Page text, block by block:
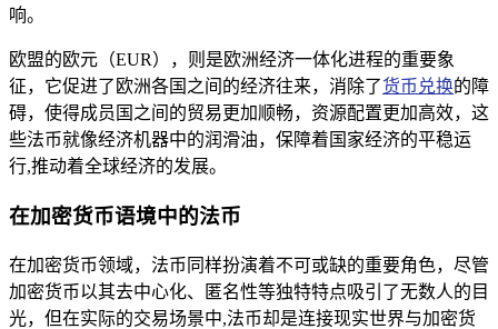
响。
欧盟的欧元（EUR），则是欧洲经济一体化进程的重要象
征，它促进了欧洲各国之间的经济往来，消除了货币兑换的障
碍，使得成员国之间的贸易更加顺畅，资源配置更加高效，这
些法币就像经济机器中的润滑油，保障着国家经济的平稳运
行,推动着全球经济的发展。
在加密货币语境中的法币
在加密货币领域，法币同样扮演着不可或缺的重要角色，尽管
加密货币以其去中心化、匿名性等独特特点吸引了无数人的目
光，但在实际的交易场景中,法币却是连接现实世界与加密货